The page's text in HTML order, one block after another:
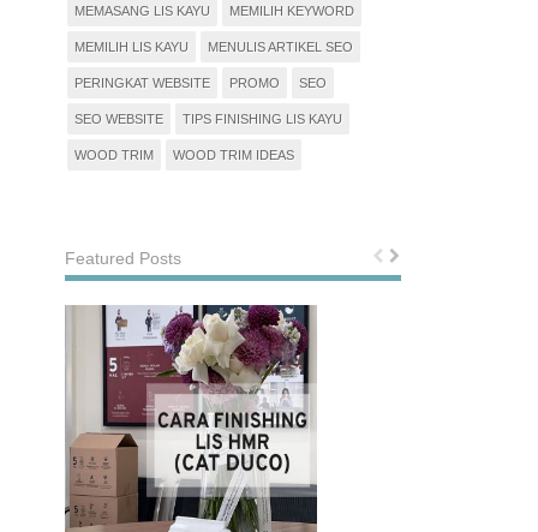
MEMASANG LIS KAYU MEMILIH KEYWORD
MEMILIH LIS KAYU MENULIS ARTIKEL SEO
PERINGKAT WEBSITE PROMO SEO
SEO WEBSITE TIPS FINISHING LIS KAYU
WOOD TRIM WOOD TRIM IDEAS
Featured Posts